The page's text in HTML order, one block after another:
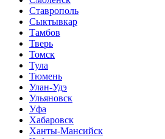
Ставрополь
Сыктывкар
Тамбов
Тверь
Томск
Тула
Тюмень
Улан-Удэ
Ульяновск
Уфа
Хабаровск
Ханты-Мансийск